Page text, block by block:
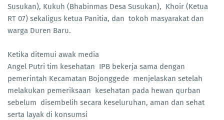
Susukan), Kukuh (Bhabinmas Desa Susukan), Khoir (Ketua
RT 07) sekaligus ketua Panitia, dan tokoh masyarakat dan
warga Duren Baru.
Ketika ditemui awak media
Angel Putri tim kesehatan IPB bekerja sama dengan
pemerintah Kecamatan Bojonggede menjelaskan setelah
melakukan pemeriksaan kesehatan pada hewan qurban
sebelum disembelih secara keseluruhan, aman dan sehat
serta layak di konsumsi